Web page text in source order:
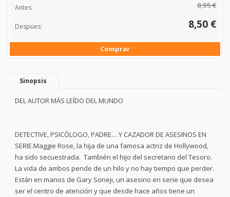
Antes: 8,95 €
Despues: 8,50 €
Comprar
Sinopsis
DEL AUTOR MÁS LEÍDO DEL MUNDO
DETECTIVE, PSICÓLOGO, PADRE… Y CAZADOR DE ASESINOS EN
SERIE.Maggie Rose, la hija de una famosa actriz de Hollywood,
ha sido secuestrada. También el hijo del secretario del Tesoro.
La vida de ambos pende de un hilo y no hay tiempo que perder.
Están en manos de Gary Soneji, un asesino en serie que desea
ser el centro de atención y que desde hace años tiene un